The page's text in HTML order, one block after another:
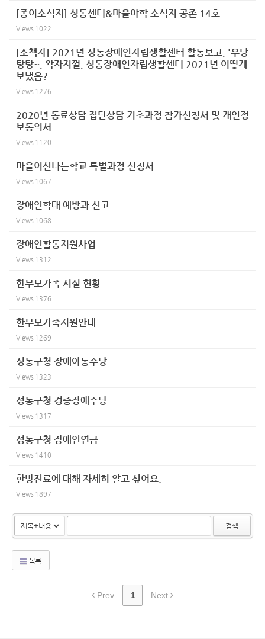
[종이소식지] 성동센터&마을야학 소식지 공존 14호
Views 1022
[소책자] 2021년 성동장애인자립생활센터 활동보고, '우당
탕탕~, 왁자지껄, 성동장애인자립생활센터 2021년 어떻게
보냈음?
Views 1276
2020년 동료상담 집단상담 기초과정 참가신청서 및 개인정
보동의서
Views 1120
마을이신나는학교 특별과정 신청서
Views 1067
장애인학대 예방과 신고
Views 1068
장애인활동지원사업
Views 1312
한부모가족 시설 현황
Views 1376
한부모가족지원안내
Views 1269
성동구청 장애아동수당
Views 1323
성동구청 경증장애수당
Views 1317
성동구청 장애인연금
Views 1410
한방진료에 대해 자세히 알고 싶어요.
Views 1897
검색
목록
Prev 1 Next